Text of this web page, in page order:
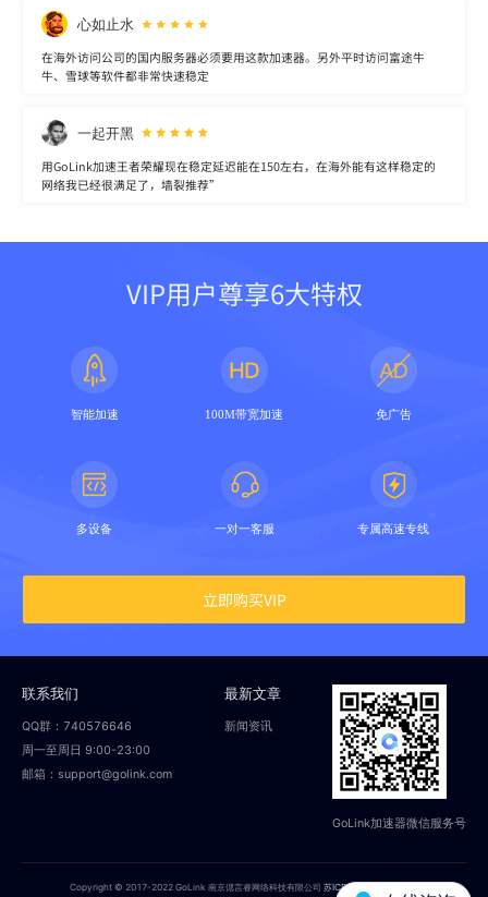
心如止水
在海外访问公司的国内服务器必须要用这款加速器。另外平时访问富途牛
牛、雪球等软件都非常快速稳定
一起开黑
用GoLink加速王者荣耀现在稳定延迟能在150左右，在海外能有这样稳定的
网络我已经很满足了，墙裂推荐”
VIP用户尊享6大特权
智能加速 100M带宽加速 免广告
多设备 一对一客服 专属高速专线
立即购买VIP
联系我们
QQ群：740576646
周一至周日 9:00-23:00
邮箱：support@golink.com
最新文章
新闻资讯
GoLink加速器微信服务号
Copyright © 2017-2022 GoLink 南京偲言睿网络科技有限公司苏ICP备18014251号-2